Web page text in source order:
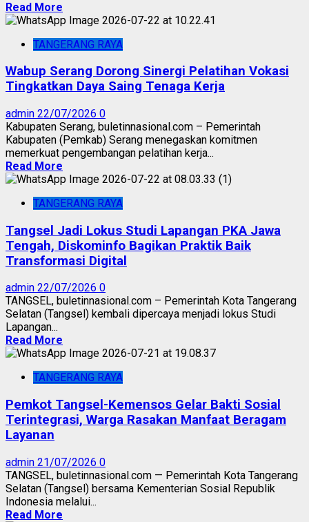
Read More
TANGERANG RAYA
Wabup Serang Dorong Sinergi Pelatihan Vokasi
Tingkatkan Daya Saing Tenaga Kerja
admin 22/07/2026 0
Kabupaten Serang, buletinnasional.com – Pemerintah
Kabupaten (Pemkab) Serang menegaskan komitmen
memerkuat pengembangan pelatihan kerja...
Read More
TANGERANG RAYA
Tangsel Jadi Lokus Studi Lapangan PKA Jawa
Tengah, Diskominfo Bagikan Praktik Baik
Transformasi Digital
admin 22/07/2026 0
TANGSEL, buletinnasional.com – Pemerintah Kota Tangerang
Selatan (Tangsel) kembali dipercaya menjadi lokus Studi
Lapangan...
Read More
TANGERANG RAYA
Pemkot Tangsel-Kemensos Gelar Bakti Sosial
Terintegrasi, Warga Rasakan Manfaat Beragam
Layanan
admin 21/07/2026 0
TANGSEL, buletinnasional.com — Pemerintah Kota Tangerang
Selatan (Tangsel) bersama Kementerian Sosial Republik
Indonesia melalui...
Read More